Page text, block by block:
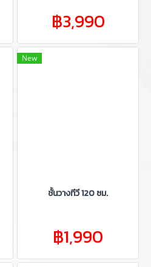
฿3,990
New
ชั้นวางทีวี 120 ซม.
฿1,990